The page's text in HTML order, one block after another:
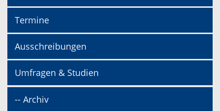
Termine
Ausschreibungen
Umfragen & Studien
-- Archiv